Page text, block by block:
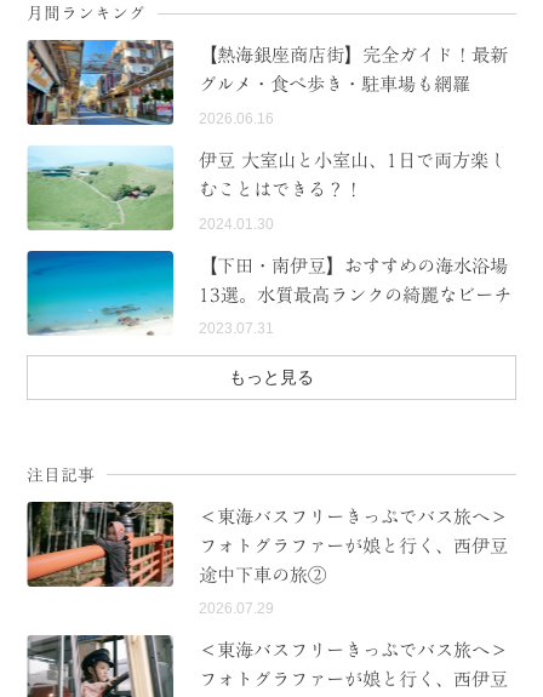
月間ランキング
【熱海銀座商店街】完全ガイド！最新
グルメ・食べ歩き・駐車場も網羅
2026.06.16
伊豆 大室山と小室山、1日で両方楽し
むことはできる？！
2024.01.30
【下田・南伊豆】おすすめの海水浴場
13選。水質最高ランクの綺麗なビーチ
2023.07.31
もっと見る
注目記事
＜東海バスフリーきっぷでバス旅へ＞
フォトグラファーが娘と行く、西伊豆
途中下車の旅②
2026.07.29
＜東海バスフリーきっぷでバス旅へ＞
フォトグラファーが娘と行く、西伊豆